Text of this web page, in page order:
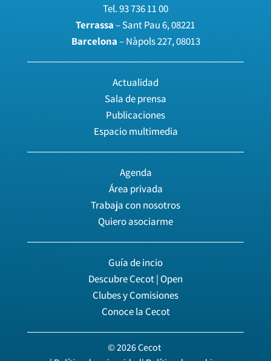
Tel.93 736 11 00
Terrassa– Sant Pau 6, 08221
Barcelona– Nàpols 227, 08013
Actualidad
Sala de prensa
Publicaciones
Espacio multimedia
Agenda
Área privada
Trabaja con nosotros
Quiero asociarme
Guía de incio
Descubre Cecot | Open
Clubes y Comisiones
Conoce la Cecot
© 2026 Cecot